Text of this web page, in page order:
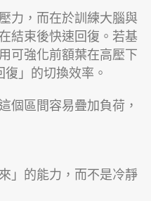
力，而在於訓練大腦與
結束後快速回復。若基
可強化前額葉在高壓下
」的切換效率。
個區間容易疊加負荷，
」的能力，而不是冷靜